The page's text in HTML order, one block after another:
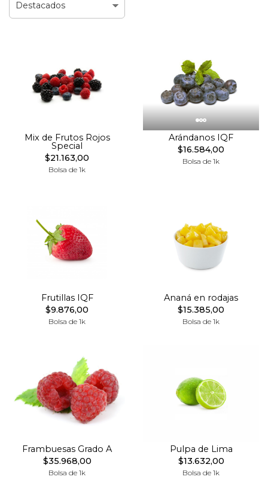
Mix de Frutos Rojos
Special
$21.163,00
Bolsa de 1k
Arándanos IQF
$16.584,00
Bolsa de 1k
Frutillas IQF
$9.876,00
Bolsa de 1k
Ananá en rodajas
$15.385,00
Bolsa de 1k
Frambuesas Grado A
$35.968,00
Bolsa de 1k
Pulpa de Lima
$13.632,00
Bolsa de 1k